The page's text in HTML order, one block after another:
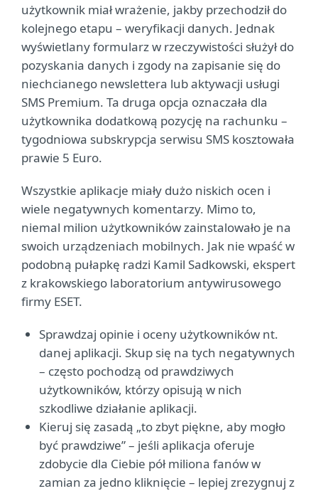
użytkownik miał wrażenie, jakby przechodził do
kolejnego etapu – weryfikacji danych. Jednak
wyświetlany formularz w rzeczywistości służył do
pozyskania danych i zgody na zapisanie się do
niechcianego newslettera lub aktywacji usługi
SMS Premium. Ta druga opcja oznaczała dla
użytkownika dodatkową pozycję na rachunku –
tygodniowa subskrypcja serwisu SMS kosztowała
prawie 5 Euro.
Wszystkie aplikacje miały dużo niskich ocen i
wiele negatywnych komentarzy. Mimo to,
niemal milion użytkowników zainstalowało je na
swoich urządzeniach mobilnych. Jak nie wpaść w
podobną pułapkę radzi Kamil Sadkowski, ekspert
z krakowskiego laboratorium antywirusowego
firmy ESET.
Sprawdzaj opinie i oceny użytkowników nt.
danej aplikacji. Skup się na tych negatywnych
– często pochodzą od prawdziwych
użytkowników, którzy opisują w nich
szkodliwe działanie aplikacji.
Kieruj się zasadą „to zbyt piękne, aby mogło
być prawdziwe” – jeśli aplikacja oferuje
zdobycie dla Ciebie pół miliona fanów w
zamian za jedno kliknięcie – lepiej zrezygnuj z